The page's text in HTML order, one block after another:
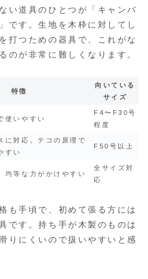
い道具のひとつが「キャンバ
です。生地を木枠に対してし
打つための器具で、これがな
のが非常に難しくなります。
特徴
向いている
サイズ
使いやすい
F4〜F30号
程度
に対応。テコの原理で
すい
F50号以上
均等な力がかけやすい
全サイズ対
応
も手頃で、初めて張る方には
です。持ち手が木製のものは
りにくいので扱いやすいと感